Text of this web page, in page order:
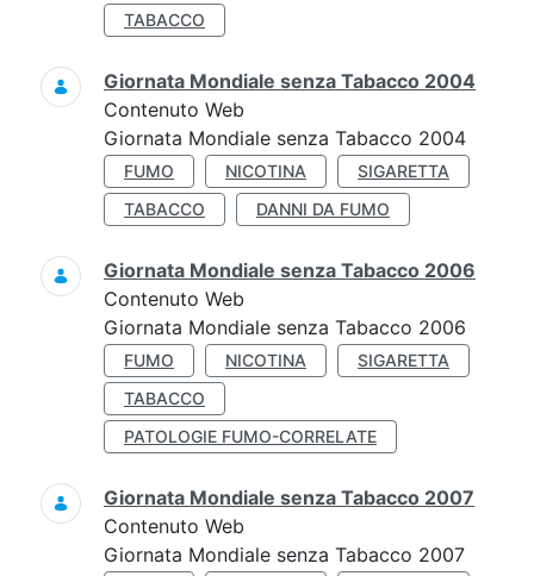
TABACCO
Giornata Mondiale senza Tabacco 2004
Contenuto Web
Giornata Mondiale senza Tabacco 2004
FUMO NICOTINA
SIGARETTA
TABACCO
DANNI DA FUMO
Giornata Mondiale senza Tabacco 2006
Contenuto Web
Giornata Mondiale senza Tabacco 2006
FUMO NICOTINA
SIGARETTA
TABACCO
PATOLOGIE FUMO-CORRELATE
Giornata Mondiale senza Tabacco 2007
Contenuto Web
Giornata Mondiale senza Tabacco 2007